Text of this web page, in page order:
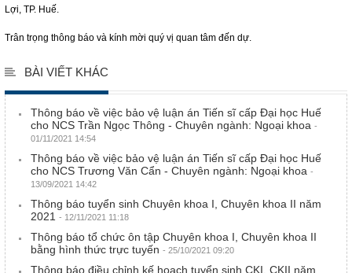
Lợi, TP. Huế.
Trân trọng thông báo và kính mời quý vị quan tâm đến dự.
BÀI VIẾT KHÁC
Thông báo về việc bảo vệ luận án Tiến sĩ cấp Đại học Huế
cho NCS Trần Ngọc Thông - Chuyên ngành: Ngoại khoa -
01/11/2021 14:54
Thông báo về việc bảo vệ luận án Tiến sĩ cấp Đại học Huế
cho NCS Trương Văn Cẩn - Chuyên ngành: Ngoại khoa -
13/09/2021 14:42
Thông báo tuyển sinh Chuyên khoa I, Chuyên khoa II năm
2021 - 12/11/2021 11:18
Thông báo tổ chức ôn tập Chuyên khoa I, Chuyên khoa II
bằng hình thức trực tuyến - 25/10/2021 09:20
Thông báo điều chỉnh kế hoạch tuyển sinh CKI, CKII năm